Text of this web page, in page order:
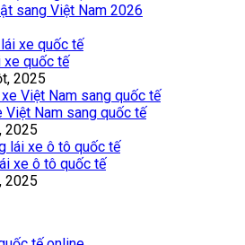
sang Việt Nam 2026
quốc tế
2025
Nam sang quốc tế
2025
xe ô tô quốc tế
2025